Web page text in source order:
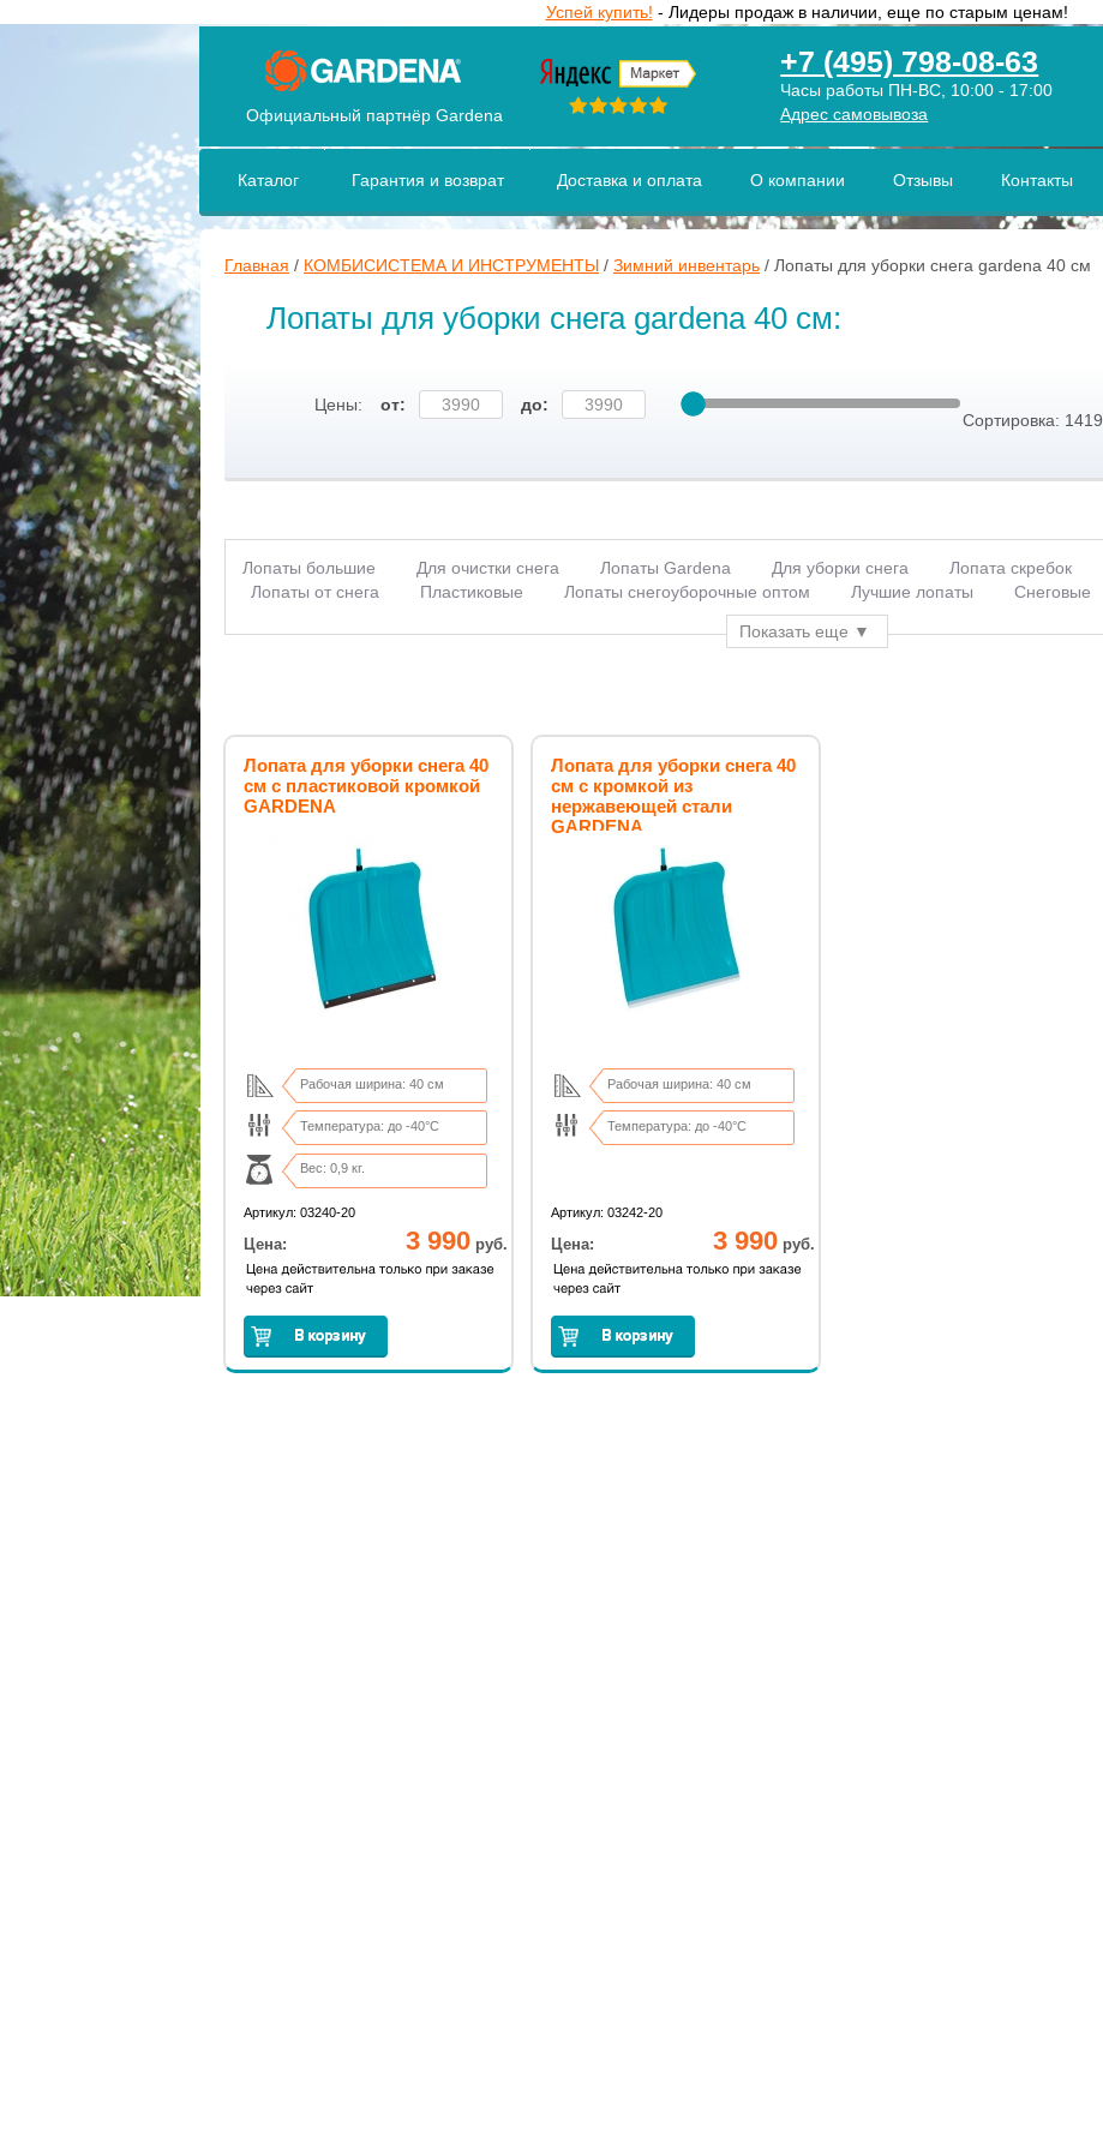
Успей купить! - Лидеры продаж в наличии, еще по старым ценам!
Официальный партнёр Gardena
+7 (495) 798-08-63
Часы работы ПН-ВС, 10:00 - 17:00
Адрес самовывоза
Каталог Гарантия и возврат Доставка и оплата О компании Отзывы Контакты
Главная / КОМБИСИСТЕМА И ИНСТРУМЕНТЫ / Зимний инвентарь / Лопаты для уборки снега gardena 40 см
Лопаты для уборки снега gardena 40 см:
Цены: от:
до:
Сортировка: 1419
Лопаты большие Для очистки снега Лопаты Gardena Для уборки снега Лопата скребок
Лопаты от снега
Пластиковые Лопаты снегоуборочные оптом Лучшие лопаты Снеговые
Снегоуборочные пластиковые
лопаты
Лопаты gardena 40 см
Показать еще
Лопата для уборки снега 40
см c пластиковой кромкой
GARDENA
Рабочая ширина: 40 см
Температура: до -40°С
Вес: 0,9 кг.
Артикул: 03240-20
Цена: 3 990 руб.
Лопата для уборки снега 40
см с кромкой из
нержавеющей стали
GARDENA
Рабочая ширина: 40 см
Температура: до -40°С
Артикул: 03242-20
Цена: 3 990 руб.